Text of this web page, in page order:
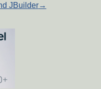
JBuilder→